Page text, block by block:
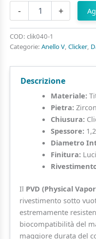
-
Anello
Clicker
Baguette
in
ASTM
quantità
+
COD: clik040-1
Categorie: Anello V, Clicker,
Descrizione
Materiale:
Pietra:
Chiusura:
Spessore:
Diametro
Finitura:
Il PVD (Physical
rivestimento sotto
estremamente
biocompatibilità del
maggiore durata del